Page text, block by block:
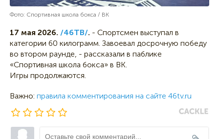
Фото: Спортивная школа бокса / ВК
17 мая 2026. /46ТВ/. - Спортсмен выступал в
категории 60 килограмм. Завоевал досрочную победу
во втором раунде, - рассказали в паблике
«Спортивная школа бокса» в ВК.
Игры продолжаются.
Важно: правила комментирования на сайте 46tv.ru